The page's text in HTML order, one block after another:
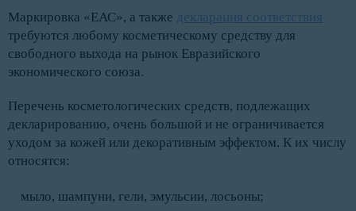
Маркировка «ЕАС», а также декларация соответствия
требуются любому косметическому средству для
свободного выхода на рынок Евразийского
экономического союза.
Перечень косметологических средств, подлежащих
декларированию, очень большой и не ограничивается
уходом за кожей или декоративным эффектом. К их числу
относятся:
мыло, шампуни, гели, эмульсии, лосьоны;